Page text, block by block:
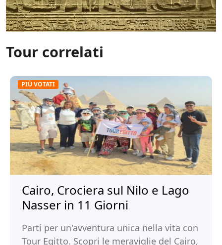
Tour correlati
PIÙ VOTATI
Cairo, Crociera sul Nilo e Lago
Nasser in 11 Giorni
Parti per un'avventura unica nella vita con
Tour Egitto. Scopri le meraviglie del Cairo,